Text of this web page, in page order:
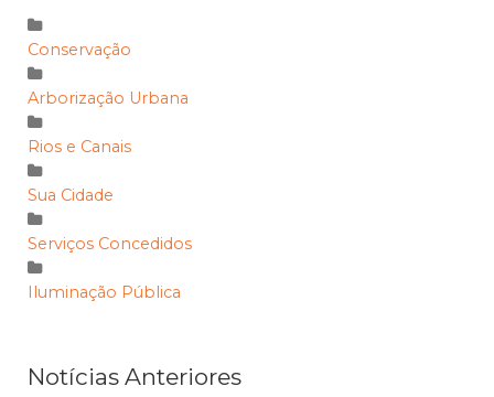
Conservação
Arborização Urbana
Rios e Canais
Sua Cidade
Serviços Concedidos
Iluminação Pública
Notícias Anteriores